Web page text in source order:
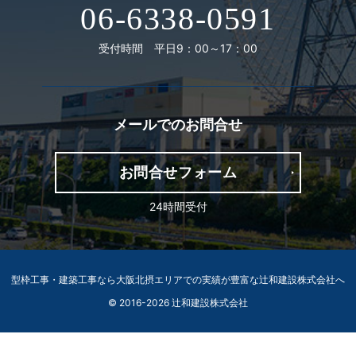
06-6338-0591
受付時間 平日9：00～17：00
メールでのお問合せ
お問合せフォーム
24時間受付
© 2016-2026 辻和建設株式会社
型枠工事・建築工事なら大阪北摂エリアでの実績が豊富な辻和建設株式会社へ